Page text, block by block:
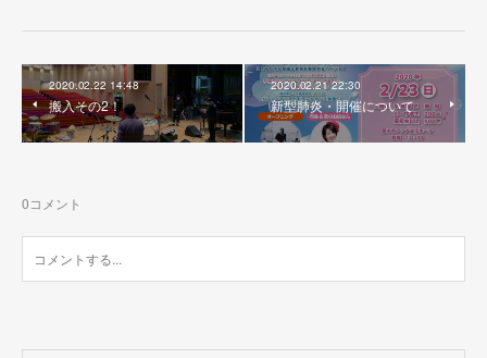
2020.02.22 14:48
搬入その2！
2020.02.21 22:30
新型肺炎・開催について
0コメント